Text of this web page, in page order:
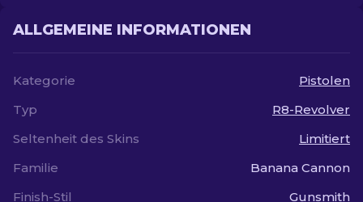
ALLGEMEINE INFORMATIONEN
Kategorie
Pistolen
Typ
R8-Revolver
Seltenheit des Skins
Limitiert
Familie
Banana Cannon
Finish-Stil
Gunsmith